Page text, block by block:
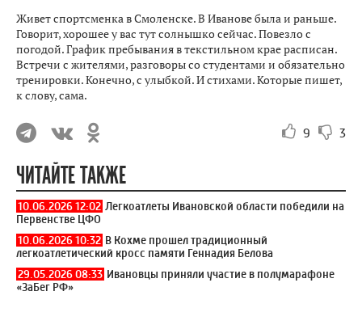
Живет спортсменка в Смоленске. В Иванове была и раньше.
Говорит, хорошее у вас тут солнышко сейчас. Повезло с
погодой. График пребывания в текстильном крае расписан.
Встречи с жителями, разговоры со студентами и обязательно
тренировки. Конечно, с улыбкой. И стихами. Которые пишет,
к слову, сама.
9 3
ЧИТАЙТЕ ТАКЖЕ
10.06.2026 12:02 Легкоатлеты Ивановской области победили на
Первенстве ЦФО
10.06.2026 10:32 В Кохме прошел традиционный
легкоатлетический кросс памяти Геннадия Белова
29.05.2026 08:33 Ивановцы приняли участие в полумарафоне
«ЗаБег РФ»